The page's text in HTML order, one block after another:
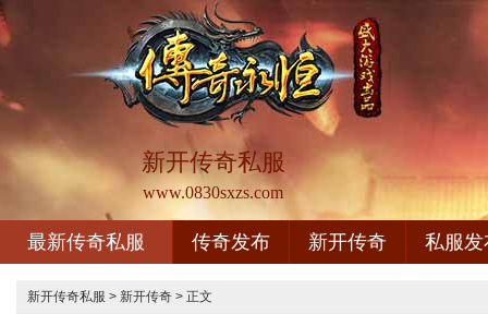
新开传奇私服
www.0830sxzs.com
最新传奇私服 传奇发布 新开传奇 私服发
新开传奇私服 > 新开传奇 > 正文